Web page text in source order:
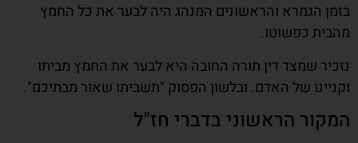
בזמן הגמרא והראשונים המנהג היה לבער את כל החמץ
מהבית כפשוטו.
נזכיר שמצד דין תורה החובה היא לבער את החמץ מביתו
וקניינו של האדם. ובלשון הפסוק "תשביתו שאור מבתיכם".
המקור הראשוני בדברי חז"ל